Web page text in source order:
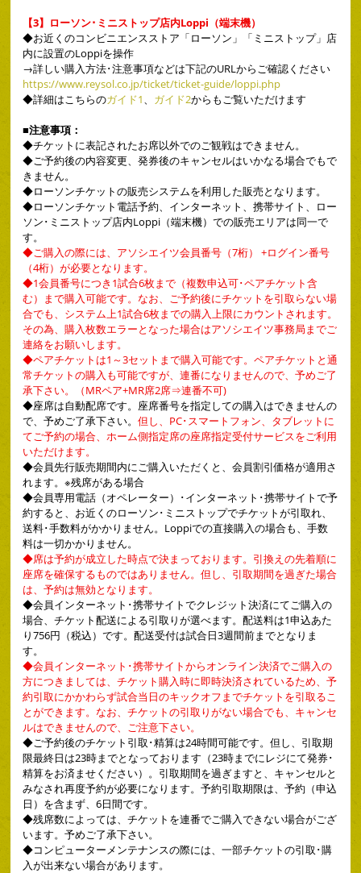
【3】ローソン･ミニストップ店内Loppi（端末機）
◆お近くのコンビニエンスストア「ローソン」「ミニストップ」店
内に設置のLoppiを操作
→詳しい購入方法･注意事項などは下記のURLからご確認ください
https://www.reysol.co.jp/ticket/ticket-guide/loppi.php
◆詳細はこちらのガイド1、 ガイド2からもご覧いただけます
■注意事項：
◆チケットに表記されたお席以外でのご観戦はできません。
◆ご予約後の内容変更、発券後のキャンセルはいかなる場合でもで
きません。
◆ローソンチケットの販売システムを利用した販売となります。
◆ローソンチケット電話予約、インターネット、携帯サイト、ロー
ソン･ミニストップ店内Loppi（端末機）での販売エリアは同一で
す。
◆ご購入の際には、アソシエイツ会員番号（7桁） +ログイン番号
（4桁）が必要となります。
◆1会員番号につき1試合6枚まで（複数申込可･ペアチケット含
む）まで購入可能です。なお、ご予約後にチケットを引取らない場
合でも、システム上1試合6枚までの購入上限にカウントされます。
その為、購入枚数エラーとなった場合はアソシエイツ事務局までご
連絡をお願いします。
◆ペアチケットは1～3セットまで購入可能です。ペアチケットと通
常チケットの購入も可能ですが、連番になりませんので、予めご了
承下さい。（MRペア+MR席2席⇒連番不可)
◆座席は自動配席です。座席番号を指定しての購入はできませんの
で、予めご了承下さい。但し、PC･スマートフォン、タブレットに
てご予約の場合、ホーム側指定席の座席指定受付サービスをご利用
いただけます。
◆会員先行販売期間内にご購入いただくと、会員割引価格が適用さ
れます。※残席がある場合
◆会員専用電話（オペレーター）･インターネット･携帯サイトで予
約すると、お近くのローソン･ミニストップでチケットが引取れ、
送料･手数料がかかりません。Loppiでの直接購入の場合も、手数
料は一切かかりません。
◆席は予約が成立した時点で決まっております。引換えの先着順に
座席を確保するものではありません。但し、引取期間を過ぎた場合
は、予約は無効となります。
◆会員インターネット･携帯サイトでクレジット決済にてご購入の
場合、チケット配送による引取りが選べます。配送料は1申込あた
り756円（税込）です。配送受付は試合日3週間前までとなりま
す。
◆会員インターネット･携帯サイトからオンライン決済でご購入の
方につきましては、チケット購入時に即時決済されているため、予
約引取にかかわらず試合当日のキックオフまでチケットを引取るこ
とができます。なお、チケットの引取りがない場合でも、キャンセ
ルはできませんので、ご注意下さい。
◆ご予約後のチケット引取･精算は24時間可能です。但し、引取期
限最終日は23時までとなっております（23時までにレジにて発券･
精算をお済ませください）。引取期間を過ぎますと、キャンセルと
みなされ再度予約が必要になります。予約引取期限は、予約（申込
日）を含まず、6日間です。
◆残席数によっては、チケットを連番でご購入できない場合がござ
います。予めご了承下さい。
◆コンピューターメンテナンスの際には、一部チケットの引取･購
入が出来ない場合があります。